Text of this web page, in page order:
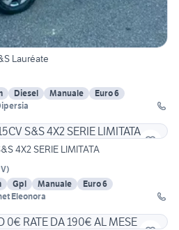
Lauréate
Diesel Manuale
Euro 6
4X2 SERIE LIMITATA
)
Gpl Manuale
Euro 6
Eleonora